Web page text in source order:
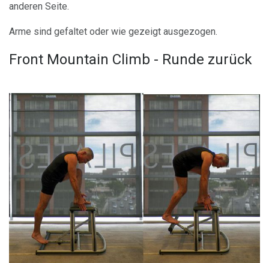
anderen Seite.
Arme sind gefaltet oder wie gezeigt ausgezogen.
Front Mountain Climb - Runde zurück